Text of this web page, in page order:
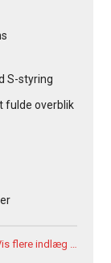
S-styring
fulde overblik
flere indlæg …